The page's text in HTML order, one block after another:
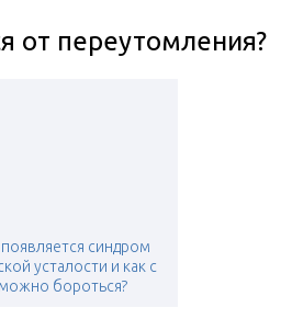
от переутомления?
синдром
усталости и как с
бороться?